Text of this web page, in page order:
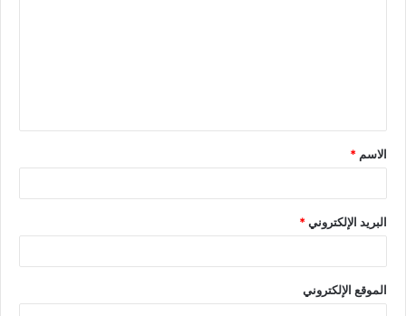
الاسم *
البريد الإلكتروني*
الموقع الإلكتروني